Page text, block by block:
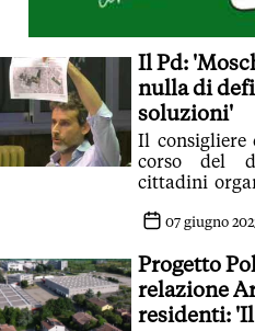
Il Pd:
nulla di
soluzioni'
Il consigliere
corso del
cittadini
non07 giugno
Progetto
relazione
residenti: